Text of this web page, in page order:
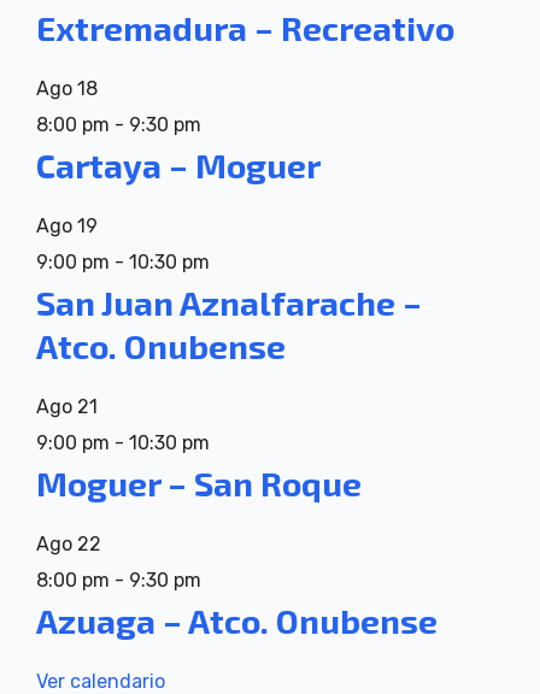
Extremadura – Recreativo
Ago 18
8:00 pm - 9:30 pm
Cartaya – Moguer
Ago 19
9:00 pm - 10:30 pm
San Juan Aznalfarache –
Atco. Onubense
Ago 21
9:00 pm - 10:30 pm
Moguer – San Roque
Ago 22
8:00 pm - 9:30 pm
Azuaga – Atco. Onubense
Ver calendario